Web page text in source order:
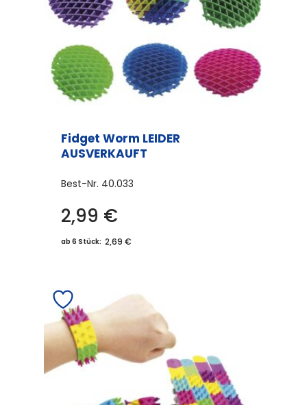
Fidget Worm LEIDER
AUSVERKAUFT
Best-Nr. 40.033
2,99 €
ab 6 Stück: 2,69 €